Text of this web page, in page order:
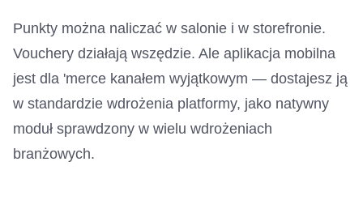
Punkty można naliczać w salonie i w storefronie.
Vouchery działają wszędzie. Ale aplikacja mobilna
jest dla 'merce kanałem wyjątkowym — dostajesz ją
w standardzie wdrożenia platformy, jako natywny
moduł sprawdzony w wielu wdrożeniach
branżowych.